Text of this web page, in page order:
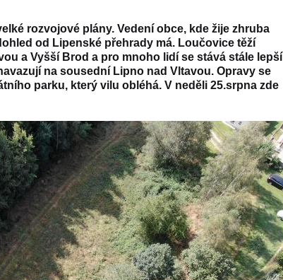
rozvojové plány. Vedení obce, kde žije zhruba
od Lipenské přehrady má. Loučovice těží
a Vyšší Brod a pro mnoho lidí se stává stále lepší
na sousední Lipno nad Vltavou. Opravy se
parku, který vilu obléhá. V neděli 25.srpna zde